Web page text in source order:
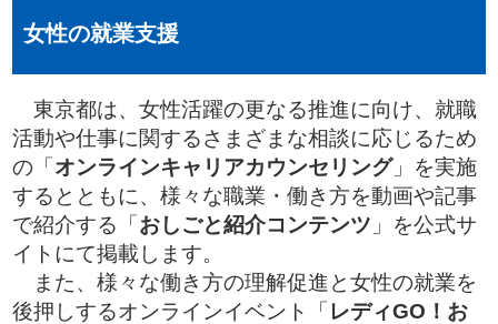
女性の就業支援
東京都は、女性活躍の更なる推進に向け、就職
活動や仕事に関するさまざまな相談に応じるため
の「 オンラインキャリアカウンセリング」を実施
するとともに、様々な職業・働き方を動画や記事
で紹介する「 おしごと紹介コンテンツ 」を公式サ
イトにて掲載します。
また、様々な働き方の理解促進と女性の就業を
後押しするオンラインイベント「 レディGO！お